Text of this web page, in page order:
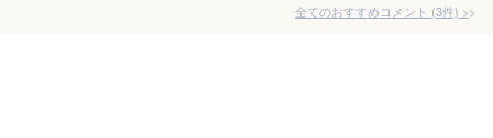
全てのおすすめコメント (3件) >